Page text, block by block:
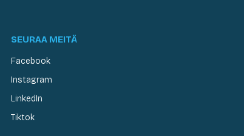
SEURAA MEITÄ
Facebook
Instagram
LinkedIn
Tiktok